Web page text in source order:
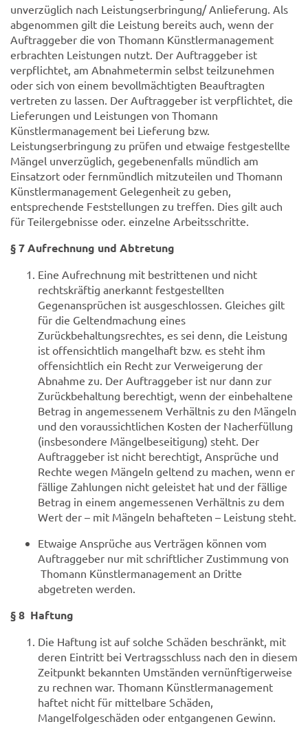
unverzüglich nach Leistungserbringung/ Anlieferung. Als
abgenommen gilt die Leistung bereits auch, wenn der
Auftraggeber die von Thomann Künstlermanagement
erbrachten Leistungen nutzt. Der Auftraggeber ist
verpflichtet, am Abnahmetermin selbst teilzunehmen
oder sich von einem bevollmächtigten Beauftragten
vertreten zu lassen. Der Auftraggeber ist verpflichtet, die
Lieferungen und Leistungen von Thomann
Künstlermanagement bei Lieferung bzw.
Leistungserbringung zu prüfen und etwaige festgestellte
Mängel unverzüglich, gegebenenfalls mündlich am
Einsatzort oder fernmündlich mitzuteilen und Thomann
Künstlermanagement Gelegenheit zu geben,
entsprechende Feststellungen zu treffen. Dies gilt auch
für Teilergebnisse oder. einzelne Arbeitsschritte.
§ 7 Aufrechnung und Abtretung
Eine Aufrechnung mit bestrittenen und nicht
rechtskräftig anerkannt festgestellten
Gegenansprüchen ist ausgeschlossen. Gleiches gilt
für die Geltendmachung eines
Zurückbehaltungsrechtes, es sei denn, die Leistung
ist offensichtlich mangelhaft bzw. es steht ihm
offensichtlich ein Recht zur Verweigerung der
Abnahme zu. Der Auftraggeber ist nur dann zur
Zurückbehaltung berechtigt, wenn der einbehaltene
Betrag in angemessenem Verhältnis zu den Mängeln
und den voraussichtlichen Kosten der Nacherfüllung
(insbesondere Mängelbeseitigung) steht. Der
Auftraggeber ist nicht berechtigt, Ansprüche und
Rechte wegen Mängeln geltend zu machen, wenn er
fällige Zahlungen nicht geleistet hat und der fällige
Betrag in einem angemessenen Verhältnis zu dem
Wert der – mit Mängeln behafteten – Leistung steht.
Etwaige Ansprüche aus Verträgen können vom
Auftraggeber nur mit schriftlicher Zustimmung von
Thomann Künstlermanagement an Dritte
abgetreten werden.
§ 8 Haftung
Die Haftung ist auf solche Schäden beschränkt, mit
deren Eintritt bei Vertragsschluss nach den in diesem
Zeitpunkt bekannten Umständen vernünftigerweise
zu rechnen war. Thomann Künstlermanagement
haftet nicht für mittelbare Schäden,
Mangelfolgeschäden oder entgangenen Gewinn.